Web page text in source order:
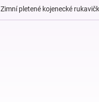
Zimní pletené kojenecké